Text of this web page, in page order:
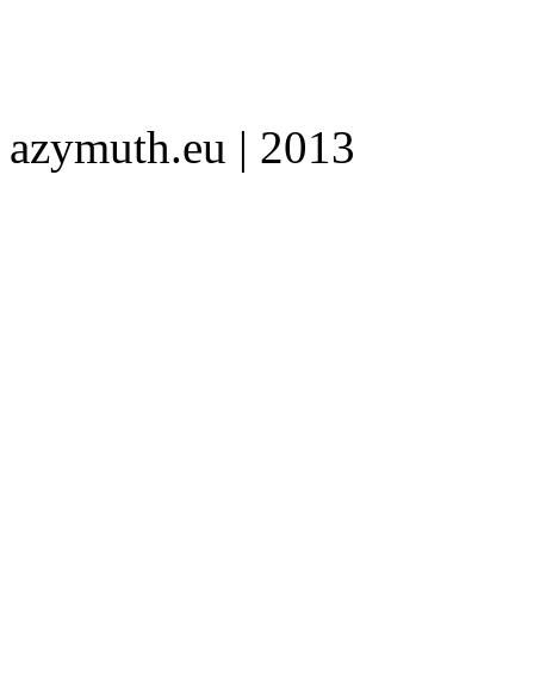
azymuth.eu | 2013